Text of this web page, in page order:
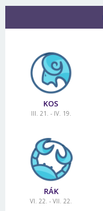
KOS
III. 21. - IV. 19.
RÁK
VI. 22. - VII. 22.